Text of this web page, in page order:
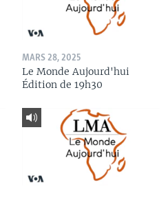
MARS 28, 2025
Le Monde Aujourd'hui
Édition de 19h30